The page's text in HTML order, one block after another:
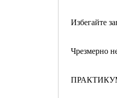
Избегайте
Чрезмерно